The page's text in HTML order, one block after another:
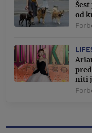
od
niti